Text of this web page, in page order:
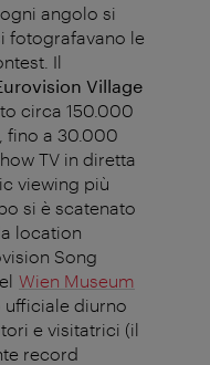
angolo si
fotografavano le
Il
Village
circa 150.000
fino a 30.000
TV in diretta
viewing più
si è scatenato
location
Song
Wien Museum
diurno
e visitatrici (il
record